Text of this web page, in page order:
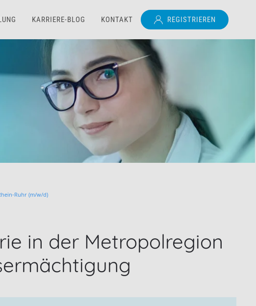
KARRIERE-BLOG KONTAKT REGISTRIEREN
Ruhr (m/w/d)
in der Metropolregion